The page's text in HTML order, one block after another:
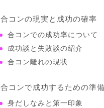
合コンの現実と成功の確率
合コンでの成功率について
成功談と失敗談の紹介
合コン離れの現状
合コンで成功するための準
身だしなみと第一印象